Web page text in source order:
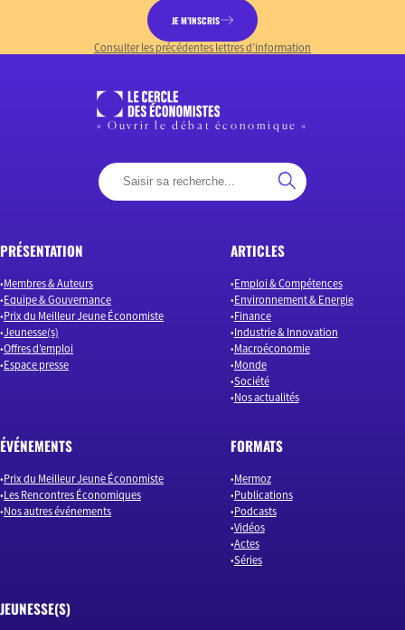
JE M’INSCRIS
Consulter les précédentes lettres d’information
« Ouvrir le débat économique »
PRÉSENTATION
Membres & Auteurs
Equipe & Gouvernance
Prix du Meilleur Jeune Économiste
Jeunesse(s)
Offres d’emploi
Espace presse
ARTICLES
Emploi & Compétences
Environnement & Energie
Finance
Industrie & Innovation
Macroéconomie
Monde
Société
Nos actualités
ÉVÉNEMENTS
Prix du Meilleur Jeune Économiste
Les Rencontres Économiques
Nos autres événements
FORMATS
Mermoz
Publications
Podcasts
Vidéos
Actes
Séries
JEUNESSE(S)